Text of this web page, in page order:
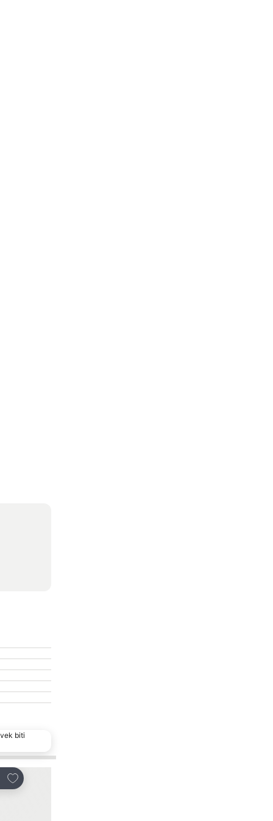
biti
Dodati u favorite